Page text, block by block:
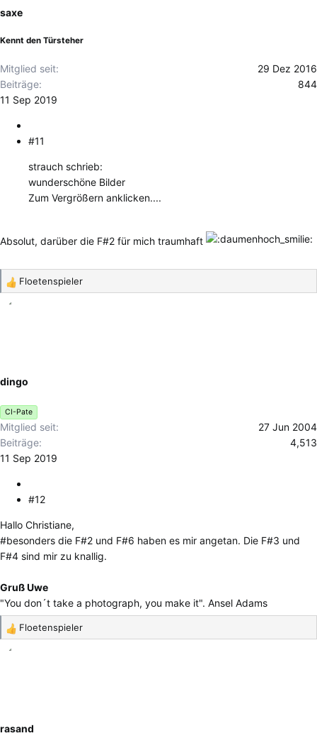
n
n
saxe
Kennt den Türsteher
Mitglied seit
29 Dez 2016
Beiträge
844
11 Sep 2019
#11
strauch schrieb:
wunderschöne Bilder
Zum Vergrößern anklicken....
Absolut, darüber die F#2 für mich traumhaft
R
e
n
n
:
Floetenspieler
dingo
CI-Pate
Mitglied seit
27 Jun 2004
Beiträge
4,513
11 Sep 2019
#12
Hallo Christiane,
#besonders die F#2 und F#6 haben es mir angetan. Die F#3 und
F#4 sind mir zu knallig.
Gruß Uwe
"You don´t take a photograph, you make it". Ansel Adams
R
e
n
Floetenspieler
rasand